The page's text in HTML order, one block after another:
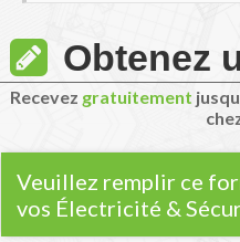
Obtenez
Recevez gratuitement
Veuillez remplir ce
vos Électricité &